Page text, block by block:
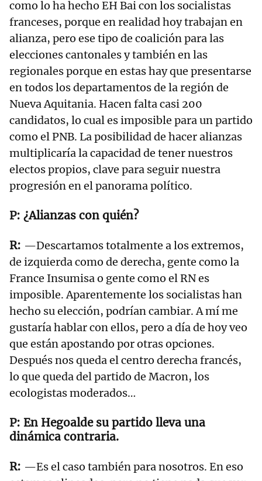
como lo ha hecho EH Bai con los socialistas
franceses, porque en realidad hoy trabajan en
alianza, pero ese tipo de coalición para las
elecciones cantonales y también en las
regionales porque en estas hay que presentarse
en todos los departamentos de la región de
Nueva Aquitania. Hacen falta casi 200
candidatos, lo cual es imposible para un partido
como el PNB. La posibilidad de hacer alianzas
multiplicaría la capacidad de tener nuestros
electos propios, clave para seguir nuestra
progresión en el panorama político.
¿Alianzas con quién?
—Descartamos totalmente a los extremos,
de izquierda como de derecha, gente como la
France Insumisa o gente como el RN es
imposible. Aparentemente los socialistas han
hecho su elección, podrían cambiar. A mí me
gustaría hablar con ellos, pero a día de hoy veo
que están apostando por otras opciones.
Después nos queda el centro derecha francés,
lo que queda del partido de Macron, los
ecologistas moderados…
En Hegoalde su partido lleva una
dinámica contraria.
—Es el caso también para nosotros. En eso